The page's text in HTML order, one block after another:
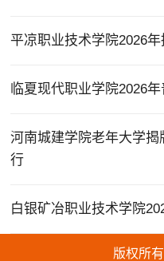
平凉职业技术学院2026
临夏现代职业学院2026
河南城建学院老年大学
行
白银矿冶职业技术学院
版权所